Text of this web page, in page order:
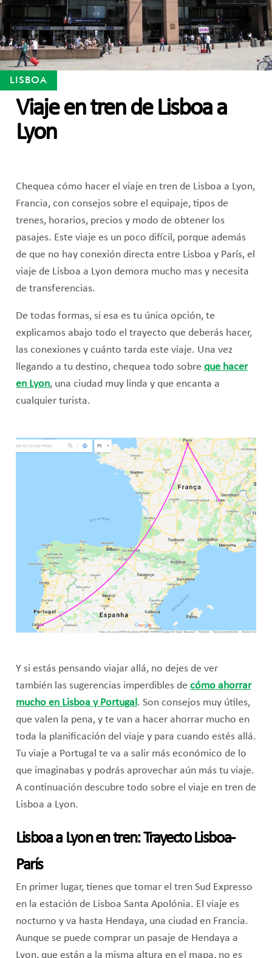
LISBOA
Viaje en tren de Lisboa a
Lyon
Chequea cómo hacer el viaje en tren de Lisboa a Lyon,
Francia, con consejos sobre el equipaje, tipos de
trenes, horarios, precios y modo de obtener los
pasajes. Este viaje es un poco difícil, porque además
de que no hay conexión directa entre Lisboa y París, el
viaje de Lisboa a Lyon demora mucho mas y necesita
de transferencias.
De todas formas, si esa es tu única opción, te
explicamos abajo todo el trayecto que deberás hacer,
las conexiones y cuánto tarda este viaje. Una vez
llegando a tu destino, chequea todo sobre que hacer
en Lyon, una ciudad muy linda y que encanta a
cualquier turista.
Y si estás pensando viajar allá, no dejes de ver
también las sugerencias imperdibles de cómo ahorrar
mucho en Lisboa y Portugal. Son consejos muy útiles,
que valen la pena, y te van a hacer ahorrar mucho en
toda la planificación del viaje y para cuando estés allá.
Tu viaje a Portugal te va a salir más económico de lo
que imaginabas y podrás aprovechar aún más tu viaje.
A continuación descubre todo sobre el viaje en tren de
Lisboa a Lyon.
Lisboa a Lyon en tren: Trayecto Lisboa-
París
En primer lugar, tienes que tomar el tren Sud Expresso
en la estación de Lisboa Santa Apolónia. El viaje es
nocturno y va hasta Hendaya, una ciudad en Francia.
Aunque se puede comprar un pasaje de Hendaya a
Lyon, que están a la misma altura en el mapa, no es